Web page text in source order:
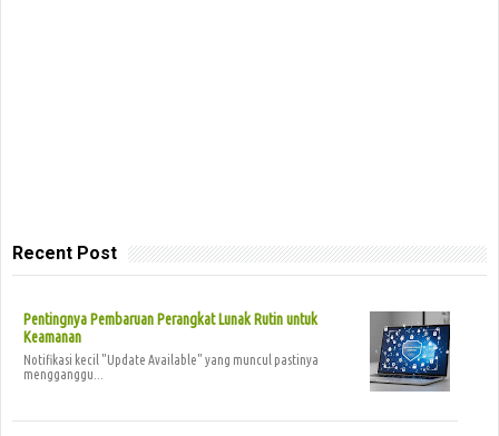
Recent Post
Pentingnya Pembaruan Perangkat Lunak Rutin untuk
Keamanan
Notifikasi kecil "Update Available" yang muncul pastinya
mengganggu...